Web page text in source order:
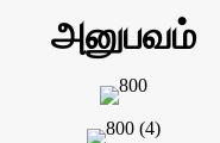
அனுபவம்